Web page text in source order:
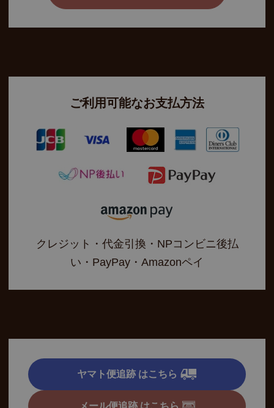
ご利用可能なお支払方法
クレジット・代金引換・NPコンビニ後払
い・PayPay・Amazonペイ
ヤマト便追跡 はこちら
メール便追跡 はこちら